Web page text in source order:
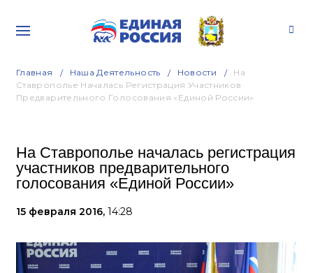
Главная Наша Деятельность Новости
На
Ставрополье Началась Регистрация Участников
Предварительного Голосования «Единой России»
На Ставрополье началась регистрация
участников предварительного
голосования «Единой России»
15 февраля 2016, 14:28